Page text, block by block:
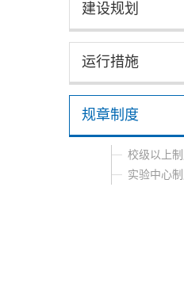
建设规划
运行措施
规章制度
校级以上
实验中心